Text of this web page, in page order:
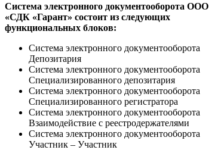
Система электронного документооборота ООО
«СДК «Гарант» состоит из следующих
функциональных блоков:
Система электронного документооборота
Депозитария
Система электронного документооборота
Специализированного депозитария
Система электронного документооборота
Специализированного регистратора
Система электронного документооборота
Взаимодействие с реестродержателями
Система электронного документооборота
Участник – Участник